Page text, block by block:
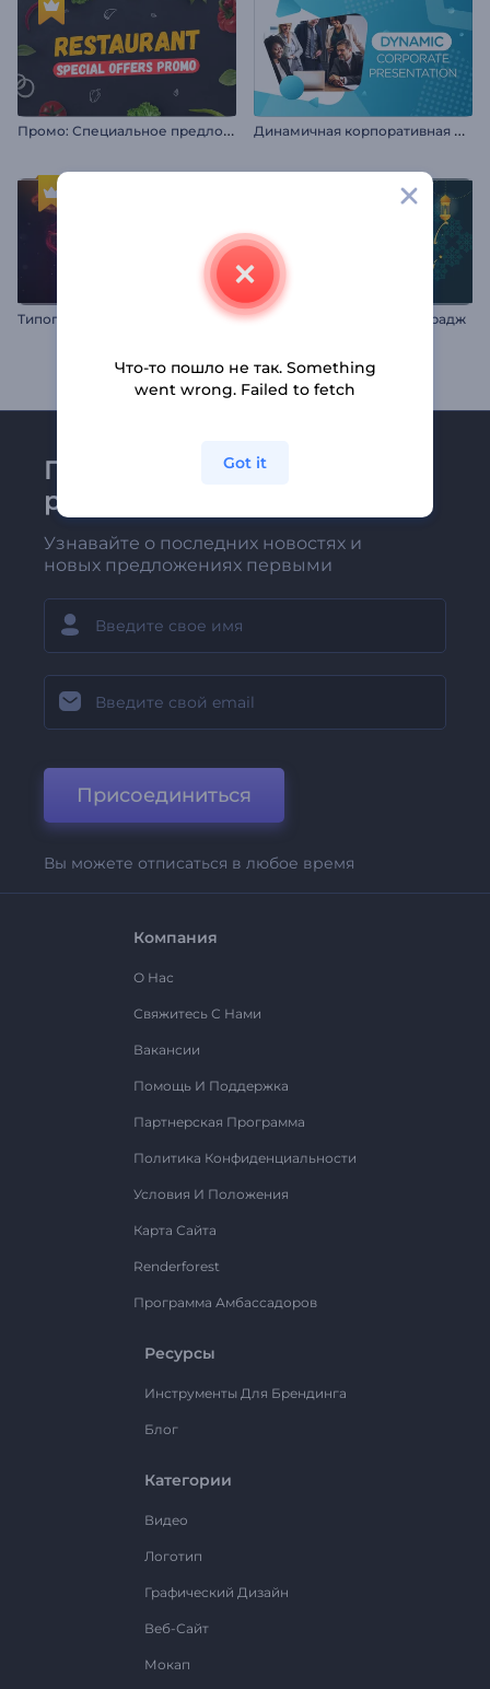
П
ромо: Специальное предложение ресторана Д
инамичная корпоративная презентация
Т
ипографика: Неоновая звездная пыль Анимация Лайлат аль Мирадж
Присоединяйтесь к
рассылке Renderforest
Узнавайте о последних новостях и
новых предложениях первыми
Присоединиться
Вы можете отписаться в любое время
Компания
О Нас
Свяжитесь С Нами
Вакансии
Помощь И Поддержка
Партнерская Программа
Политика Конфиденциальности
Условия И Положения
Карта Сайта
Renderforest
Программа Амбассадоров
Ресурсы
Инструменты Для Брендинга
Блог
Категории
Видео
Логотип
Графический Дизайн
Веб-Сайт
Мокап
Что-то пошло не так. Something
went wrong. Failed to fetch
Got it